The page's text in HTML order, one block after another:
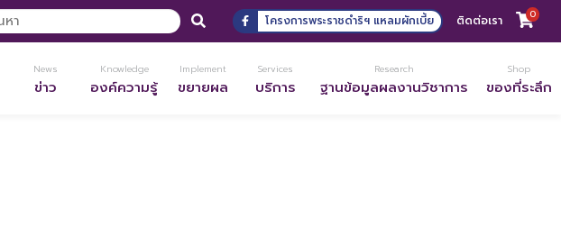
โครงการพระราชดำริฯ แหลมผักเบี้ย ติดต่อเรา 0
News
ข่าว
Knowledge
องค์ความรู้
Implement
ขยายผล
Services
บริการ
Research
ฐานข้อมูลผลงานวิชาการ
Shop
ของที่ระลึก